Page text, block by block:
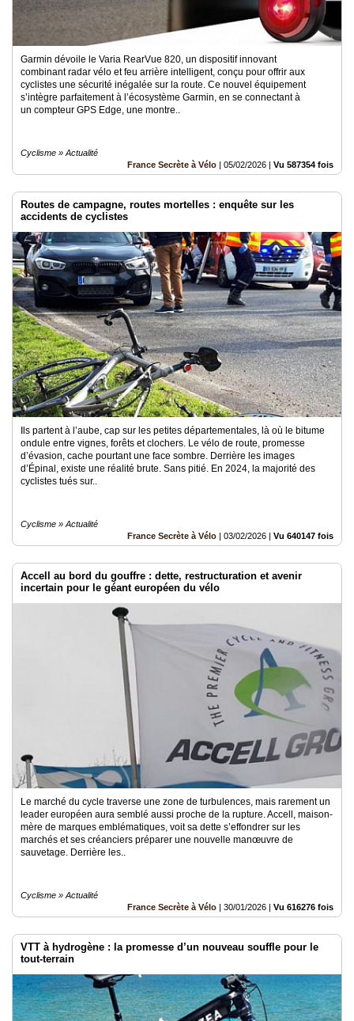
Garmin dévoile le Varia RearVue 820, un dispositif innovant
combinant radar vélo et feu arrière intelligent, conçu pour offrir aux
cyclistes une sécurité inégalée sur la route. Ce nouvel équipement
s’intègre parfaitement à l’écosystème Garmin, en se connectant à
un compteur GPS Edge, une montre..
Cyclisme » Actualité
France Secrète à Vélo | 05/02/2026 | Vu 587354 fois
Routes de campagne, routes mortelles : enquête sur les
accidents de cyclistes
Ils partent à l’aube, cap sur les petites départementales, là où le bitume
ondule entre vignes, forêts et clochers. Le vélo de route, promesse
d’évasion, cache pourtant une face sombre. Derrière les images
d’Épinal, existe une réalité brute. Sans pitié. En 2024, la majorité des
cyclistes tués sur..
Cyclisme » Actualité
France Secrète à Vélo | 03/02/2026 | Vu 640147 fois
Accell au bord du gouffre : dette, restructuration et avenir
incertain pour le géant européen du vélo
Le marché du cycle traverse une zone de turbulences, mais rarement un
leader européen aura semblé aussi proche de la rupture. Accell, maison-
mère de marques emblématiques, voit sa dette s’effondrer sur les
marchés et ses créanciers préparer une nouvelle manœuvre de
sauvetage. Derrière les..
Cyclisme » Actualité
France Secrète à Vélo | 30/01/2026 | Vu 616276 fois
VTT à hydrogène : la promesse d’un nouveau souffle pour le
tout-terrain